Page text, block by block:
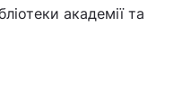
академії та